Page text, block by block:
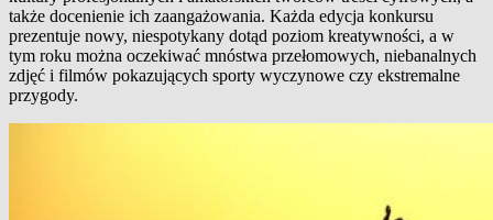
także docenienie ich zaangażowania. Każda edycja konkursu
prezentuje nowy, niespotykany dotąd poziom kreatywności, a w
tym roku można oczekiwać mnóstwa przełomowych, niebanalnych
zdjęć i filmów pokazujących sporty wyczynowe czy ekstremalne
przygody.